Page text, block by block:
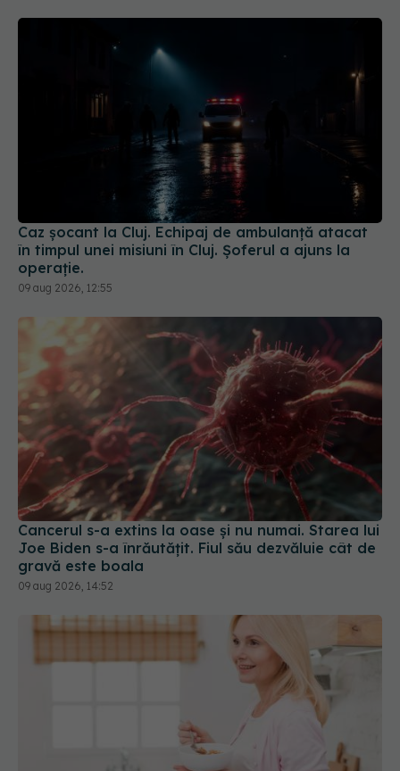
Caz șocant la Cluj. Echipaj de ambulanță atacat
în timpul unei misiuni în Cluj. Șoferul a ajuns la
operație.
09 aug 2026, 12:55
Cancerul s-a extins la oase și nu numai. Starea lui
Joe Biden s-a înrăutățit. Fiul său dezvăluie cât de
gravă este boala
09 aug 2026, 14:52